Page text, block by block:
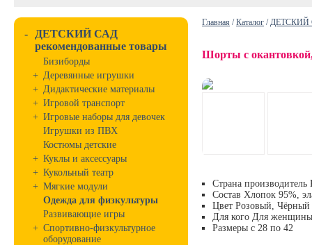
-
ДЕТСКИЙ САД
рекомендованные товары
Бизиборды
+ Деревянные игрушки
+ Дидактические материалы
+ Игровой транспорт
+ Игровые наборы для девочек
Игрушки из ПВХ
Костюмы детские
+ Куклы и аксессуары
+ Кукольный театр
+ Мягкие модули
Одежда для физкультуры
Развивающие игры
+ Спортивно-физкультурное
оборудование
Главная /Каталог /ДЕТСКИЙ
Шорты с
Страна производитель
Состав Хлопок 95%,
Цвет Розовый, Чёрный
Для кого Для
Размеры с 28 по 42